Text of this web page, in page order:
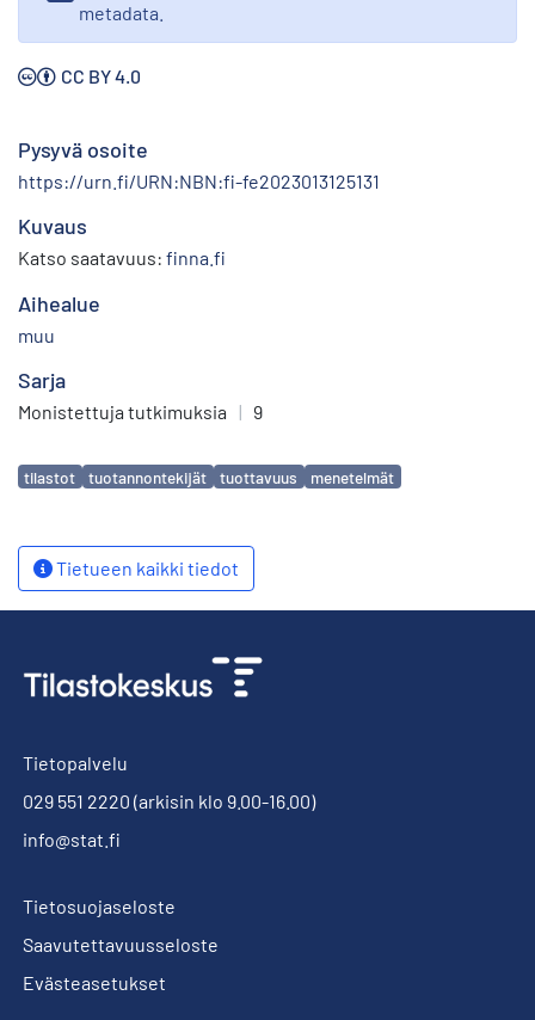
metadata.
CC BY 4.0
Pysyvä osoite
https://urn.fi/URN:NBN:fi-fe2023013125131
Kuvaus
Katso saatavuus: finna.fi
Aihealue
muu
Sarja
Monistettuja tutkimuksia | 9
Avainsanat
tilastot tuotannontekijät tuottavuus menetelmät
Tietueen kaikki tiedot
Tietopalvelu
029 551 2220 (arkisin klo 9.00-16.00)
info@stat.fi
Tietosuojaseloste
Saavutettavuusseloste
Evästeasetukset